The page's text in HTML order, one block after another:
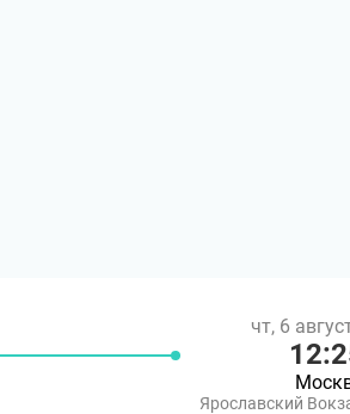
чт, 6
Ярославский